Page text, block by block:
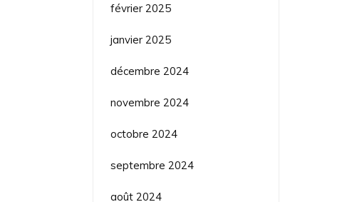
février 2025
janvier 2025
décembre 2024
novembre 2024
octobre 2024
septembre 2024
août 2024